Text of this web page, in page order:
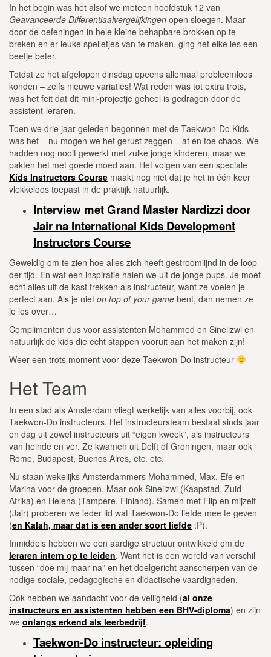
In het begin was het alsof we meteen hoofdstuk 12 van
Geavanceerde Differentiaalvergelijkingen open sloegen. Maar
door de oefeningen in hele kleine behapbare brokken op te
breken en er leuke spelletjes van te maken, ging het elke les een
beetje beter.
Totdat ze het afgelopen dinsdag opeens allemaal probleemloos
konden – zelfs nieuwe variaties! Wat reden was tot extra trots,
was het feit dat dit mini-projectje geheel is gedragen door de
assistent-leraren.
Toen we drie jaar geleden begonnen met de Taekwon-Do Kids
was het – nu mogen we het gerust zeggen – af en toe chaos. We
hadden nog nooit gewerkt met zulke jonge kinderen, maar we
pakten het met goede moed aan. Het volgen van een speciale
Kids Instructors Course maakt nog niet dat je het in één keer
vlekkeloos toepast in de praktijk natuurlijk.
Interview met Grand Master Nardizzi door
Jair na International Kids Development
Instructors Course
Geweldig om te zien hoe alles zich heeft gestroomlijnd in de loop
der tijd. En wat een inspiratie halen we uit de jonge pups. Je moet
echt alles uit de kast trekken als instructeur, want ze voelen je
perfect aan. Als je niet on top of your game bent, dan nemen ze
je les over…
Complimenten dus voor assistenten Mohammed en Sinelizwi en
natuurlijk de kids die echt stappen vooruit aan het maken zijn!
Weer een trots moment voor deze Taekwon-Do instructeur
Het Team
In een stad als Amsterdam vliegt werkelijk van alles voorbij, ook
Taekwon-Do instructeurs. Het instructeursteam bestaat sinds jaar
en dag uit zowel instructeurs uit “eigen kweek”, als instructeurs
van heinde en ver. Ze kwamen uit Delft of Groningen, maar ook
Rome, Budapest, Buenos Aires, etc. etc.
Nu staan wekelijks Amsterdammers Mohammed, Max, Efe en
Marina voor de groepen. Maar ook Sinelizwi (Kaapstad, Zuid-
Afrika) en Helena (Tampere, Finland). Samen met Flip en mijzelf
(Jair) proberen we ieder lid wat Taekwon-Do liefde mee te geven
(en Kalah, maar dat is een ander soort liefde :P).
Inmiddels hebben we een aardige structuur ontwikkeld om de
leraren intern op te leiden. Want het is een wereld van verschil
tussen “doe mij maar na” en het doelgericht aanscherpen van de
nodige sociale, pedagogische en didactische vaardigheden.
Ook hebben we aandacht voor de veiligheid (al onze
instructeurs en assistenten hebben een BHV-diploma) en zijn
we onlangs erkend als leerbedrijf.
Taekwon-Do instructeur: opleiding